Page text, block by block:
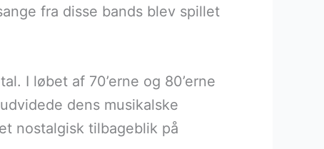
fra disse bands blev spillet
I løbet af 70’erne og 80’erne
dens musikalske
nostalgisk tilbageblik på